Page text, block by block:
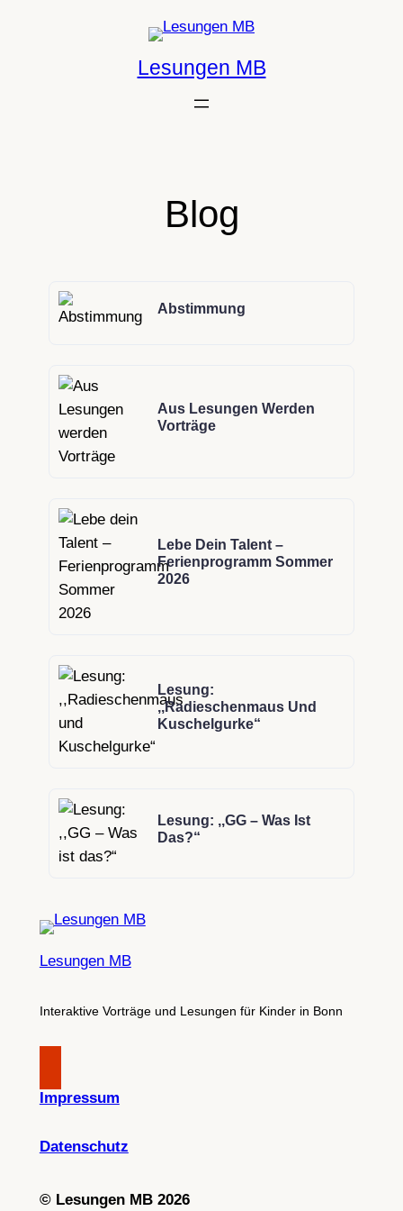
Lesungen MB
Blog
Abstimmung
Aus Lesungen Werden
Vorträge
Lebe Dein Talent –
Ferienprogramm Sommer
2026
Lesung:
,,Radieschenmaus Und
Kuschelgurke“
Lesung: ,,GG – Was Ist
Das?“
Lesungen MB
Interaktive Vorträge und Lesungen für Kinder in Bonn
Impressum
Datenschutz
© Lesungen MB 2026